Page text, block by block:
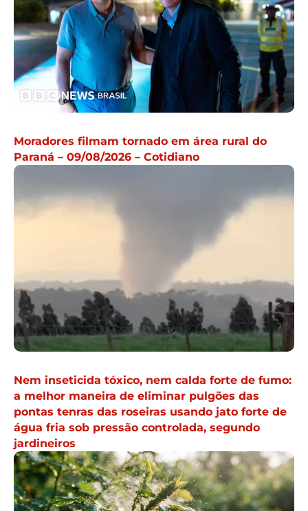
Moradores filmam tornado em área rural do
Paraná – 09/08/2026 – Cotidiano
Nem inseticida tóxico, nem calda forte de fumo:
a melhor maneira de eliminar pulgões das
pontas tenras das roseiras usando jato forte de
água fria sob pressão controlada, segundo
jardineiros